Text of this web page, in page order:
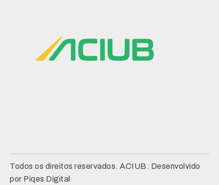
Todos os direitos reservados. ACIUB. Desenvolvido
por Piqes Digital